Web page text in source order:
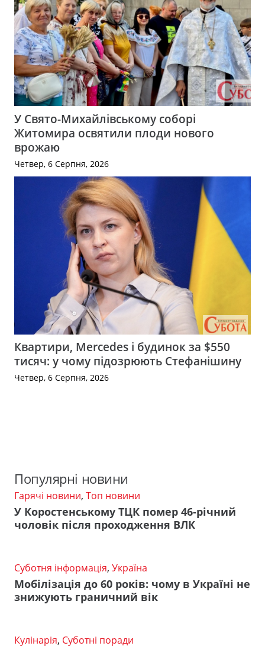
У Свято-Михайлівському соборі
Житомира освятили плоди нового
врожаю
Четвер, 6 Серпня, 2026
Квартири, Mercedes і будинок за $550
тисяч: у чому підозрюють Стефанішину
Четвер, 6 Серпня, 2026
Популярні новини
Гарячі новини, Топ новини
У Коростенському ТЦК помер 46-річний
чоловік після проходження ВЛК
Суботня інформація, Україна
Мобілізація до 60 років: чому в Україні не
знижують граничний вік
Кулінарія, Суботні поради